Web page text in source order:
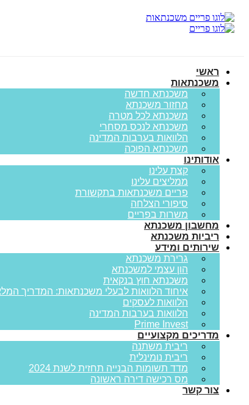
ראשי
משכנתאות
משכנתא חדשה
מחזור משכנתא
משכנתא לכל מטרה
משכנתא לנכס מסחרי
הלוואות בערבות המדינה
משכנתא הפוכה
אודותינו
קצת עלינו
ממליצים עלינו
פריים משכנתאות בתקשורת
סיפורי הצלחה
משרות בפריים
מחשבון משכנתא
ריביות משכנתא
שירותים ומידע
גרירת משכנתא
הון עצמי למשכנתא
משכנתא חוץ בנקאית
איחוד הלוואות לבעלי משכנתאות: המדריך
הלוואות לעסקים
הלוואות בערבות המדינה
Prime Invest
מדריכים מקצועיים
ריבית משתנה
ריבית נומינלית
מדד תשומות הבנייה תחזית לשנת 2024
מס רכישה דירה ראשונה
צור קשר